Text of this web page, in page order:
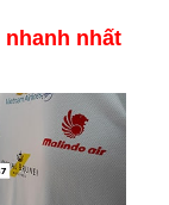
nhanh nhất